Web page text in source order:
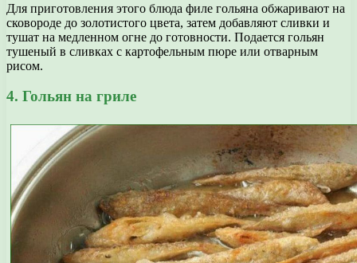
Для приготовления этого блюда филе гольяна обжаривают на
сковороде до золотистого цвета, затем добавляют сливки и
тушат на медленном огне до готовности. Подается гольян
тушеный в сливках с картофельным пюре или отварным
рисом.
4. Гольян на гриле